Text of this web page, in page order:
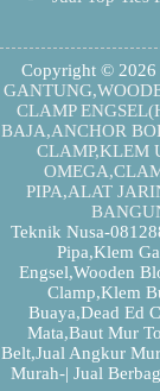
Copyright © 2026
CLAMP
BAJA,ANCHOR
CLAMP,KLEM
PIPA,ALAT
Teknik Nusa-
Pipa,Klem
Engsel,Wooden
Clamp,Klem
Buaya,Dead Ed
Mata,Baut Mur
Belt,Jual Angkur
Murah-| Jual